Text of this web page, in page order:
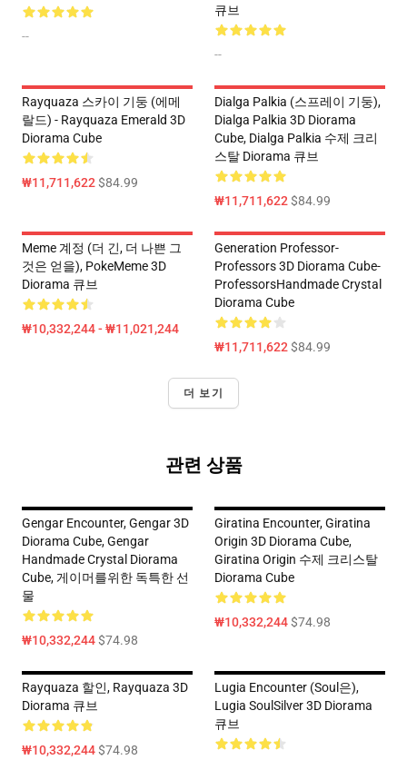
--
큐브
--
Rayquaza 스카이 기둥 (에메
랄드) - Rayquaza Emerald 3D
Diorama Cube
₩11,711,622$84.99
Dialga Palkia (스프레이 기둥),
Dialga Palkia 3D Diorama
Cube, Dialga Palkia 수제 크리
스탈 Diorama 큐브
₩11,711,622$84.99
Meme 계정 (더 긴, 더 나쁜 그
것은 얻을), PokeMeme 3D
Diorama 큐브
₩10,332,244 - ₩11,021,244
Generation Professor-
Professors 3D Diorama Cube-
ProfessorsHandmade Crystal
Diorama Cube
₩11,711,622$84.99
더 보기
관련 상품
Gengar Encounter, Gengar 3D
Diorama Cube, Gengar
Handmade Crystal Diorama
Cube, 게이머를위한 독특한 선
물
₩10,332,244$74.98
Giratina Encounter, Giratina
Origin 3D Diorama Cube,
Giratina Origin 수제 크리스탈
Diorama Cube
₩10,332,244$74.98
Rayquaza 할인, Rayquaza 3D
Diorama 큐브
₩10,332,244$74.98
Lugia Encounter (Soul은),
Lugia SoulSilver 3D Diorama
큐브